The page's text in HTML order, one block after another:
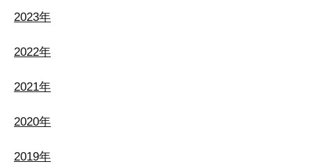
2023年
2022年
2021年
2020年
2019年